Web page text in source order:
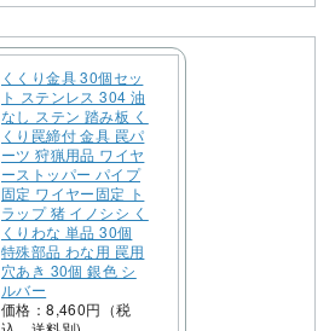
くくり金具 30個セッ
ト ステンレス 304 油
なし ステン 踏み板 く
くり罠締付 金具 罠パ
ーツ 狩猟用品 ワイヤ
ーストッパー パイプ
固定 ワイヤー固定 ト
ラップ 猪 イノシシ く
くりわな 単品 30個
特殊部品 わな用 罠用
穴あき 30個 銀色 シ
ルバー
価格：8,460円（税